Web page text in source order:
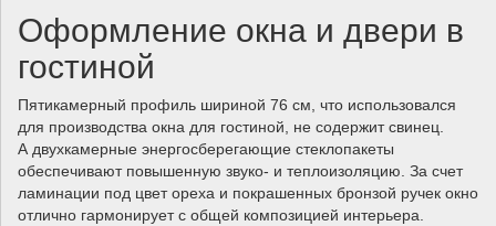
Оформление окна и двери в
гостиной
Пятикамерный профиль шириной 76 см, что использовался
для производства окна для гостиной, не содержит свинец.
А двухкамерные энергосберегающие стеклопакеты
обеспечивают повышенную звуко- и теплоизоляцию. За счет
ламинации под цвет ореха и покрашенных бронзой ручек окно
отлично гармонирует с общей композицией интерьера.